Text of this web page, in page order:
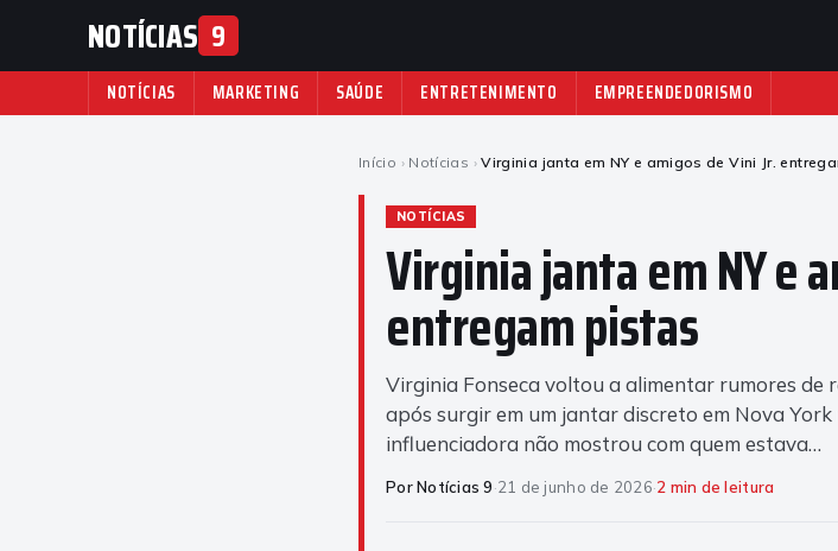
NOTÍCIAS 9
NOTÍCIAS MARKETING SAÚDE ENTRETENIMENTO EMPREENDEDORISMO
Início › Notícias › Virginia janta em NY e amigos de Vini Jr.
NOTÍCIAS
Virginia janta em NY e
entregam pistas
Virginia Fonseca voltou a alimentar rumores de
após surgir em um jantar discreto em Nova York
influenciadora não mostrou com quem estava…
Por Notícias 9·21 de junho de 2026·2 min de leitura